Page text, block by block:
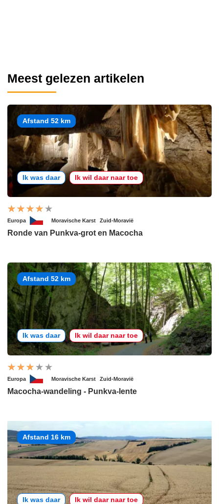
Meest gelezen artikelen
Afstand 52 km
Ik was daar Ik wil daar naar toe
Europa Moravische Karst Zuid-Moravië
Ronde van Punkva-grot en Macocha
Afstand 52 km
Ik was daar Ik wil daar naar toe
Europa Moravische Karst Zuid-Moravië
Macocha-wandeling - Punkva-lente
Afstand 16 km
Ik was daar Ik wil daar naar toe